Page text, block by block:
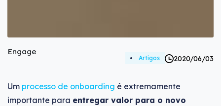
Engage
Artigos 2020/06/03
Um processo de onboarding é extremamente
importante para entregar valor para o novo